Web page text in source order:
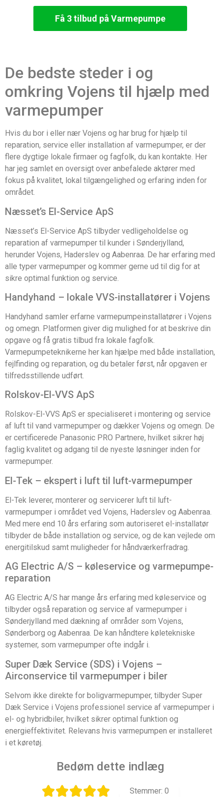
Få 3 tilbud på Varmepumpe
De bedste steder i og
omkring Vojens til hjælp med
varmepumper
Hvis du bor i eller nær Vojens og har brug for hjælp til
reparation, service eller installation af varmepumper, er der
flere dygtige lokale firmaer og fagfolk, du kan kontakte. Her
har jeg samlet en oversigt over anbefalede aktører med
fokus på kvalitet, lokal tilgængelighed og erfaring inden for
området.
Næsset’s El-Service ApS
Næsset’s El-Service ApS tilbyder vedligeholdelse og
reparation af varmepumper til kunder i Sønderjylland,
herunder Vojens, Haderslev og Aabenraa. De har erfaring med
alle typer varmepumper og kommer gerne ud til dig for at
sikre optimal funktion og service.
Handyhand – lokale VVS-installatører i Vojens
Handyhand samler erfarne varmepumpeinstallatører i Vojens
og omegn. Platformen giver dig mulighed for at beskrive din
opgave og få gratis tilbud fra lokale fagfolk.
Varmepumpeteknikerne her kan hjælpe med både installation,
fejlfinding og reparation, og du betaler først, når opgaven er
tilfredsstillende udført.
Rolskov-El-VVS ApS
Rolskov-El-VVS ApS er specialiseret i montering og service
af luft til vand varmepumper og dækker Vojens og omegn. De
er certificerede Panasonic PRO Partnere, hvilket sikrer høj
faglig kvalitet og adgang til de nyeste løsninger inden for
varmepumper.
El-Tek – ekspert i luft til luft-varmepumper
El-Tek leverer, monterer og servicerer luft til luft-
varmepumper i området ved Vojens, Haderslev og Aabenraa.
Med mere end 10 års erfaring som autoriseret el-installatør
tilbyder de både installation og service, og de kan vejlede om
energitilskud samt muligheder for håndværkerfradrag.
AG Electric A/S – køleservice og varmepumpe-
reparation
AG Electric A/S har mange års erfaring med køleservice og
tilbyder også reparation og service af varmepumper i
Sønderjylland med dækning af områder som Vojens,
Sønderborg og Aabenraa. De kan håndtere køletekniske
systemer, som varmepumper ofte indgår i.
Super Dæk Service (SDS) i Vojens –
Airconservice til varmepumper i biler
Selvom ikke direkte for boligvarmepumper, tilbyder Super
Dæk Service i Vojens professionel service af varmepumper i
el- og hybridbiler, hvilket sikrer optimal funktion og
energieffektivitet. Relevans hvis varmepumpen er installeret
i et køretøj.
Bedøm dette indlæg
Stemmer: 0